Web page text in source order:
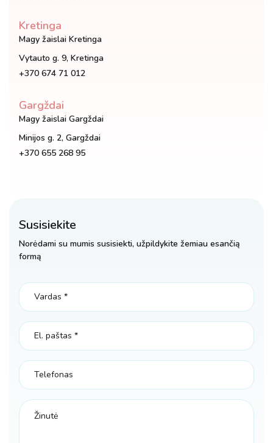
Kretinga
Magy žaislai Kretinga
Vytauto g. 9, Kretinga
+370 674 71 012
Gargždai
Magy žaislai Gargždai
Minijos g. 2, Gargždai
+370 655 268 95
Susisiekite
Norėdami su mumis susisiekti, užpildykite žemiau esančią
formą